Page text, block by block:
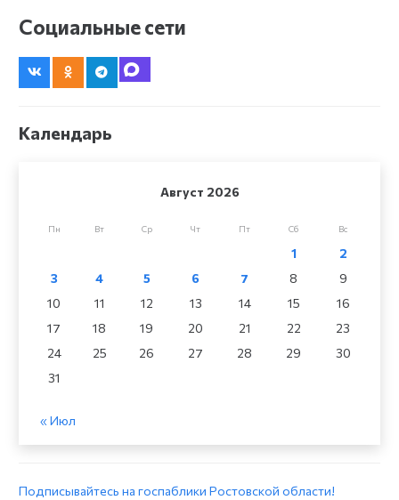
Социальные сети
Календарь
Август 2026
Пн Вт Ср Чт Пт Сб Вс
1
2
3
4 5 6 7 8
9
10
11 12 13 14 15
16
17
18 19 20 21 22
23
24
25 26 27 28 29
30
31
« Июл
Подписывайтесь на госпаблики Ростовской области!